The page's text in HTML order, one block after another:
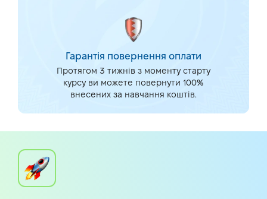
Гарантія повернення оплати
Протягом 3 тижнів з моменту старту
курсу ви можете повернути 100%
внесених за навчання коштів.